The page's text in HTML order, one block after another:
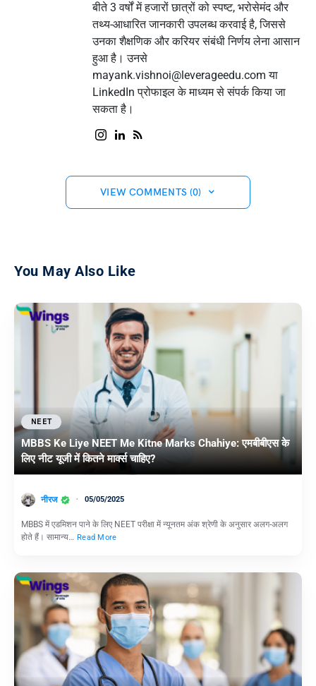
बीते 3 वर्षों में हजारों छात्रों को स्पष्ट, भरोसेमंद और
तथ्य-आधारित जानकारी उपलब्ध करवाई है, जिससे
उनका शैक्षणिक और करियर संबंधी निर्णय लेना आसान
हुआ है। उनसे
mayank.vishnoi@leverageedu.com या
LinkedIn प्रोफाइल के माध्यम से संपर्क किया जा
सकता है।
VIEW COMMENTS (0)
You May Also Like
NEET
MBBS Ke Liye NEET Me Kitne Marks Chahiye: एमबीबीएस के
लिए नीट यूजी में कितने मार्क्स चाहिए?
नीरज 05/05/2025
MBBS में एडमिशन पाने के लिए NEET परीक्षा में न्यूनतम अंक श्रेणी के अनुसार अलग-अलग
होते हैं। सामान्य… Read More